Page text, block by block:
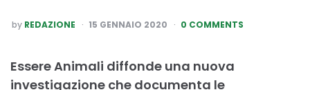
POSTED
BY
by REDAZIONE 15 GENNAIO 2020 0 COMMENTS
Essere Animali diffonde una nuova
investigazione che documenta le